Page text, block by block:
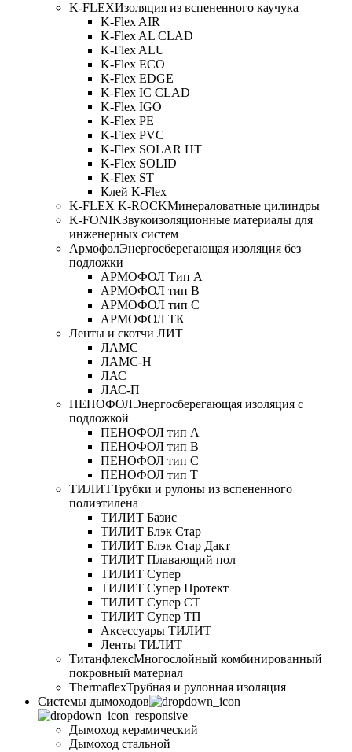
K-FLEXИзоляция из вспененного каучука
K-Flex AIR
K-Flex AL CLAD
K-Flex ALU
K-Flex ECO
K-Flex EDGE
K-Flex IC CLAD
K-Flex IGO
K-Flex PE
K-Flex PVC
K-Flex SOLAR HT
K-Flex SOLID
K-Flex ST
Клей K-Flex
K-FLEX K-ROCKМинераловатные цилиндры
K-FONIKЗвукоизоляционные материалы для
инженерных систем
АрмофолЭнергосберегающая изоляция без
подложки
АРМОФОЛ Тип А
АРМОФОЛ тип В
АРМОФОЛ тип C
АРМОФОЛ ТК
Ленты и скотчи ЛИТ
ЛАМС
ЛАМС-Н
ЛАС
ЛАС-П
ПЕНОФОЛЭнергосберегающая изоляция с
подложкой
ПЕНОФОЛ тип А
ПЕНОФОЛ тип B
ПЕНОФОЛ тип C
ПЕНОФОЛ тип T
ТИЛИТТрубки и рулоны из вспененного
полиэтилена
ТИЛИТ Базис
ТИЛИТ Блэк Стар
ТИЛИТ Блэк Стар Дакт
ТИЛИТ Плавающий пол
ТИЛИТ Супер
ТИЛИТ Супер Протект
ТИЛИТ Супер СТ
ТИЛИТ Супер ТП
Аксессуары ТИЛИТ
Ленты ТИЛИТ
ТитанфлексМногослойный комбинированный
покровный материал
ThermaflexТрубная и рулонная изоляция
Cистемы дымоходов
Дымоход керамический
Дымоход стальной